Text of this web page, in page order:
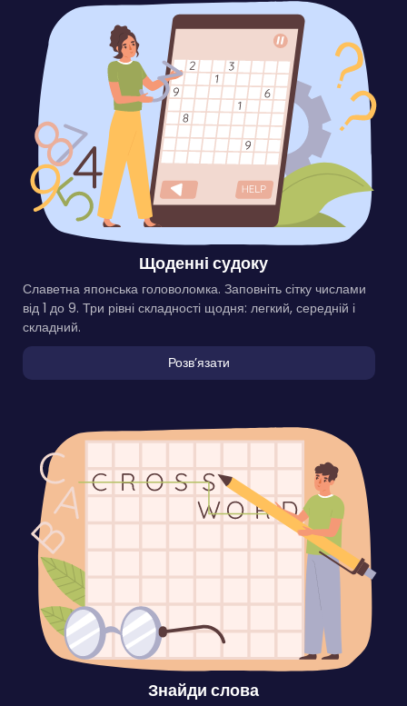
Щоденні судоку
Славетна японська головоломка. Заповніть сітку числами
від 1 до 9. Три рівні складності щодня: легкий, середній і
складний.
Розвʼязати
Знайди слова